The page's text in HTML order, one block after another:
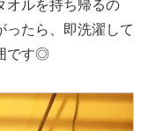
オルを持ち帰るの
ったら、即洗濯して
です◎